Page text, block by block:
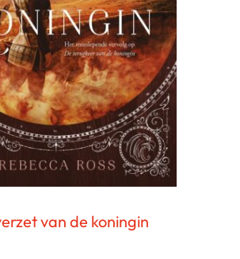
van de koningin